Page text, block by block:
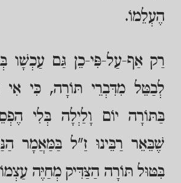
הֶעְלֵמוֹ.
רַק אַף-עַל-פִּי-כֵן גַּם עַכְשָׁו
לְבַטֵּל מִדִּבְרֵי תּוֹרָה, כִּי
בַּתּוֹרָה יוֹם וָלַיְלָה בְּלִי
שֶׁבֵּאֵר רַבֵּינוּ זַ"ל בַּמַּאֲמָר
בִּטּוּל תּוֹרָה הַצַּדִּיק מְחַיֶּה